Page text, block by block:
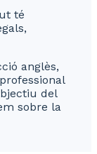
té
anglès,
del
sobre la